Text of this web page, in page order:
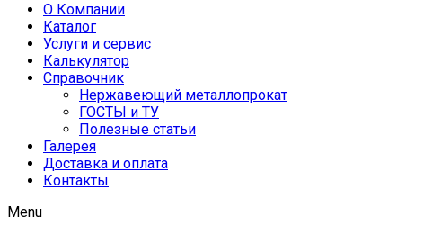
О Компании
Каталог
Услуги и сервис
Калькулятор
Справочник
Нержавеющий металлопрокат
ГОСТЫ и ТУ
Полезные статьи
Галерея
Доставка и оплата
Контакты
Menu